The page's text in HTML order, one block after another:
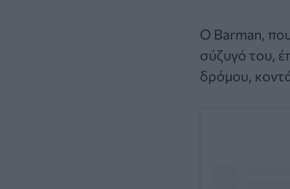
Ο Barman,
σύζυγό του,
δρόμου,